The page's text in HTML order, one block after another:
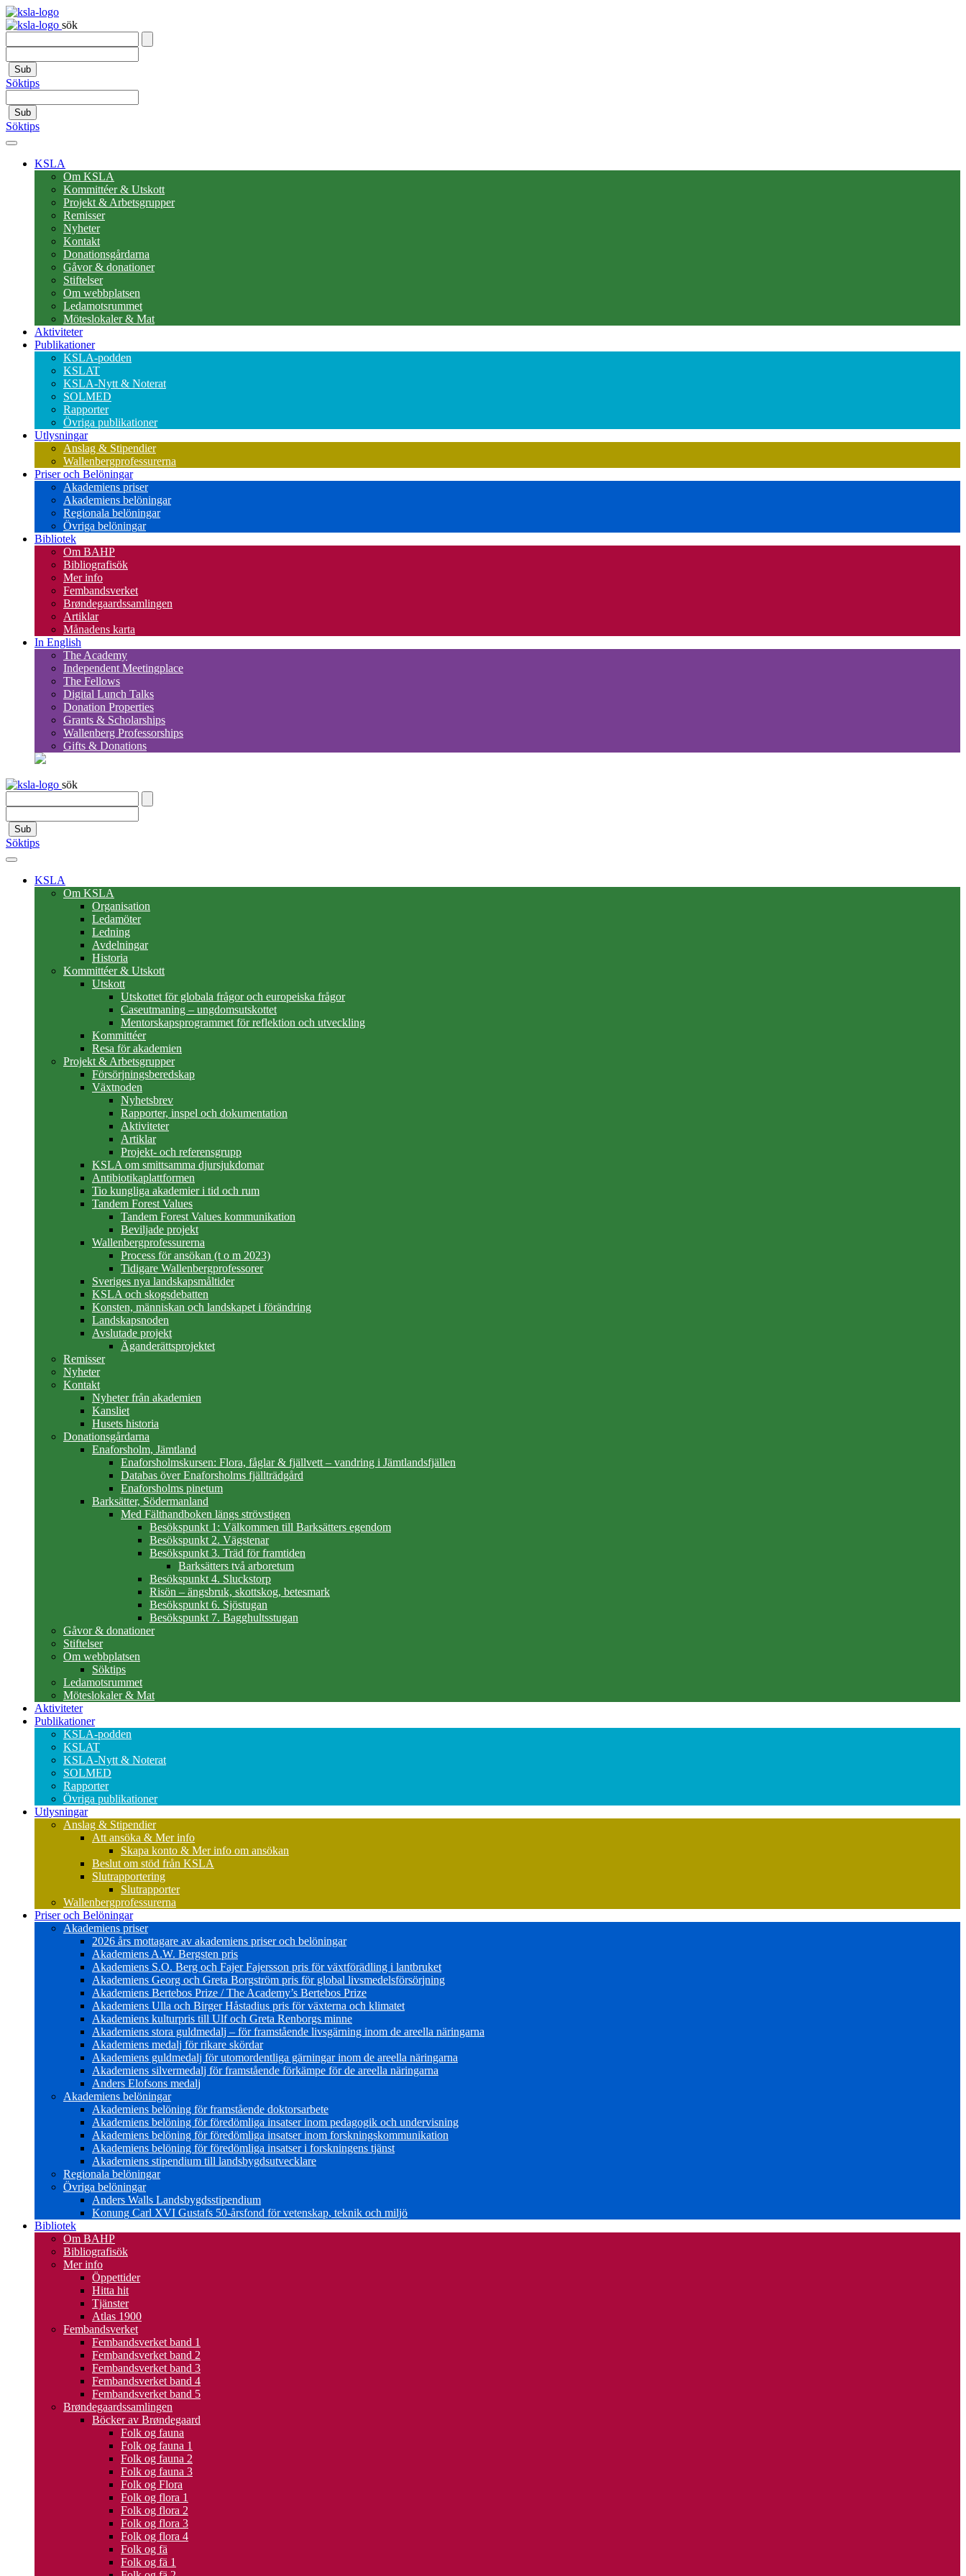
sök
Sub
Söktips
Sub
Söktips
KSLA
Om KSLA
Kommittéer & Utskott
Projekt & Arbetsgrupper
Remisser
Nyheter
Kontakt
Donationsgårdarna
Gåvor & donationer
Stiftelser
Om webbplatsen
Ledamotsrummet
Möteslokaler & Mat
Aktiviteter
Publikationer
KSLA-podden
KSLAT
KSLA-Nytt & Noterat
SOLMED
Rapporter
Övriga publikationer
Utlysningar
Anslag & Stipendier
Wallenbergprofessurerna
Priser och Belöningar
Akademiens priser
Akademiens belöningar
Regionala belöningar
Övriga belöningar
Bibliotek
Om BAHP
Bibliografisök
Mer info
Fembandsverket
Brøndegaardssamlingen
Artiklar
Månadens karta
In English
The Academy
Independent Meetingplace
The Fellows
Digital Lunch Talks
Donation Properties
Grants & Scholarships
Wallenberg Professorships
Gifts & Donations
sök
Sub
Söktips
KSLA
Om KSLA
Organisation
Ledamöter
Ledning
Avdelningar
Historia
Kommittéer & Utskott
Utskott
Utskottet för globala frågor och europeiska frågor
Caseutmaning – ungdomsutskottet
Mentorskapsprogrammet för reflektion och utveckling
Kommittéer
Resa för akademien
Projekt & Arbetsgrupper
Försörjningsberedskap
Växtnoden
Nyhetsbrev
Rapporter, inspel och dokumentation
Aktiviteter
Artiklar
Projekt- och referensgrupp
KSLA om smittsamma djursjukdomar
Antibiotikaplattformen
Tio kungliga akademier i tid och rum
Tandem Forest Values
Tandem Forest Values kommunikation
Beviljade projekt
Wallenbergprofessurerna
Process för ansökan (t o m 2023)
Tidigare Wallenbergprofessorer
Sveriges nya landskapsmåltider
KSLA och skogsdebatten
Konsten, människan och landskapet i förändring
Landskapsnoden
Avslutade projekt
Äganderättsprojektet
Remisser
Nyheter
Kontakt
Nyheter från akademien
Kansliet
Husets historia
Donationsgårdarna
Enaforsholm, Jämtland
Enaforsholmskursen: Flora, fåglar & fjällvett – vandring i Jämtlandsfjällen
Databas över Enaforsholms fjällträdgård
Enaforsholms pinetum
Barksätter, Södermanland
Med Fälthandboken längs strövstigen
Besökspunkt 1: Välkommen till Barksätters egendom
Besökspunkt 2. Vägstenar
Besökspunkt 3. Träd för framtiden
Barksätters två arboretum
Besökspunkt 4. Sluckstorp
Risön – ängsbruk, skottskog, betesmark
Besökspunkt 6. Sjöstugan
Besökspunkt 7. Bagghultsstugan
Gåvor & donationer
Stiftelser
Om webbplatsen
Söktips
Ledamotsrummet
Möteslokaler & Mat
Aktiviteter
Publikationer
KSLA-podden
KSLAT
KSLA-Nytt & Noterat
SOLMED
Rapporter
Övriga publikationer
Utlysningar
Anslag & Stipendier
Att ansöka & Mer info
Skapa konto & Mer info om ansökan
Beslut om stöd från KSLA
Slutrapportering
Slutrapporter
Wallenbergprofessurerna
Priser och Belöningar
Akademiens priser
2026 års mottagare av akademiens priser och belöningar
Akademiens A.W. Bergsten pris
Akademiens S.O. Berg och Fajer Fajersson pris för växtförädling i lantbruket
Akademiens Georg och Greta Borgström pris för global livsmedelsförsörjning
Akademiens Bertebos Prize / The Academy’s Bertebos Prize
Akademiens Ulla och Birger Håstadius pris för växterna och klimatet
Akademiens kulturpris till Ulf och Greta Renborgs minne
Akademiens stora guldmedalj – för framstående livsgärning inom de areella näringarna
Akademiens medalj för rikare skördar
Akademiens guldmedalj för utomordentliga gärningar inom de areella näringarna
Akademiens silvermedalj för framstående förkämpe för de areella näringarna
Anders Elofsons medalj
Akademiens belöningar
Akademiens belöning för framstående doktorsarbete
Akademiens belöning för föredömliga insatser inom pedagogik och undervisning
Akademiens belöning för föredömliga insatser inom forskningskommunikation
Akademiens belöning för föredömliga insatser i forskningens tjänst
Akademiens stipendium till landsbygdsutvecklare
Regionala belöningar
Övriga belöningar
Anders Walls Landsbygdsstipendium
Konung Carl XVI Gustafs 50-årsfond för vetenskap, teknik och miljö
Bibliotek
Om BAHP
Bibliografisök
Mer info
Öppettider
Hitta hit
Tjänster
Atlas 1900
Fembandsverket
Fembandsverket band 1
Fembandsverket band 2
Fembandsverket band 3
Fembandsverket band 4
Fembandsverket band 5
Brøndegaardssamlingen
Böcker av Brøndegaard
Folk og fauna
Folk og fauna 1
Folk og fauna 2
Folk og fauna 3
Folk og Flora
Folk og flora 1
Folk og flora 2
Folk og flora 3
Folk og flora 4
Folk og fä
Folk og fä 1